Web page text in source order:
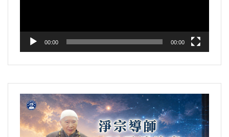
00:00 00:00